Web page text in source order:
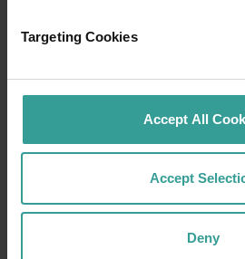
Targeting Cookies
Accept All
Accept
Deny
に受け継がれてきたカントリ
コミュニティとの不変の絆を
当観光局は、先住民の皆様が
豊かな文化と多大な貢献があ
オーストラリア州が世界中か
ける有名な目的地へと成長で